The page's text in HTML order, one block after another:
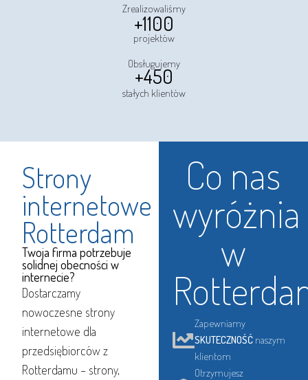
Zrealizowaliśmy
+1100
projektów
Obsługujemy
+450
stałych klientów
Strony
internetowe
Rotterdam
Twoja firma potrzebuje
solidnej obecności w
internecie?
Dostarczamy
nowoczesne strony
internetowe dla
przedsiębiorców z
Rotterdamu – strony,
Co nas
wyróżnia
w
Zapewniamy
SKUTECZNOŚĆnaszym
klientom
Otrzymujesz